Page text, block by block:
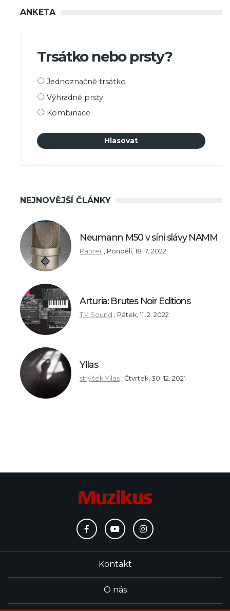
ANKETA
Trsátko nebo prsty?
Možnosti
Jednoznačně trsátko
Výhradně prsty
Kombinace
NEJNOVĚJŠÍ ČLÁNKY
Neumann M50 v síni slávy NAMM
Panter , Pondělí, 18. 7. 2022
Arturia: Brutes Noir Editions
TM Sound , Pátek, 11. 2. 2022
Yllas
strýček Yllas , Čtvrtek, 30. 12. 2021
Kontakt
O nás